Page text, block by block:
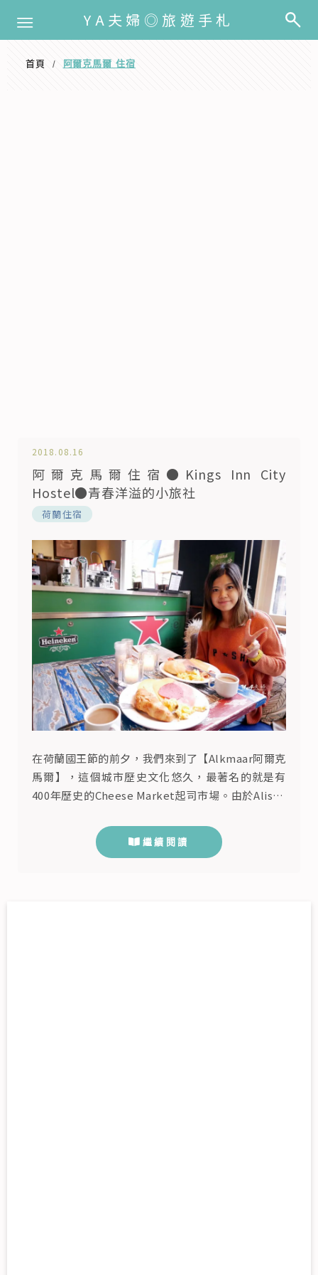
YA夫婦◎旅遊手札
首頁 / 阿爾克馬爾 住宿
2018.08.16
阿爾克馬爾住宿●Kings Inn City
Hostel●青春洋溢的小旅社
荷蘭住宿
在荷蘭國王節的前夕，我們來到了【Alkmaar阿爾克
馬爾】，這個城市歷史文化悠久，最著名的就是有
400年歷史的Cheese Market起司市場。由於Alison
到此地住宿，但國王節跟起司市集表演都是重大的觀
光節日，住宿酒店幾乎都是全滿，最後我們找到了荷
繼續閱讀